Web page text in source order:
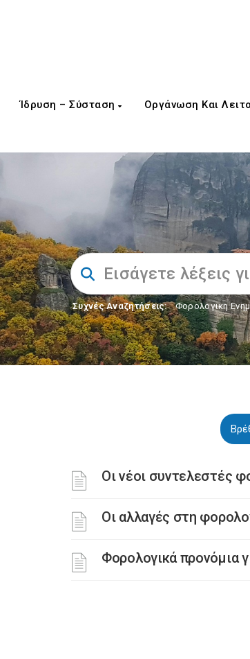
Ίδρυση – Σύσταση Οργάνωση Και
Συχνές Αναζητήσεις: Φορολογικη
Οι νέοι συντελεστές
Οι αλλαγές στη
Φορολογικά προνόμια